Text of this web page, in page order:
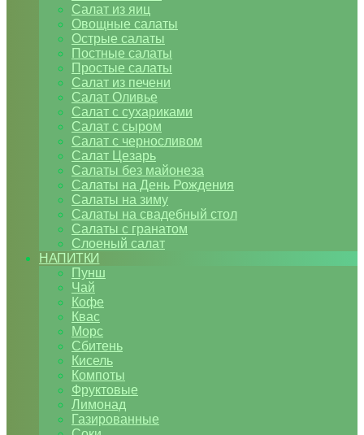
Салат из яиц
Овощные салаты
Острые салаты
Постные салаты
Простые салаты
Салат из печени
Салат Оливье
Салат с сухариками
Салат с сыром
Салат с черносливом
Салат Цезарь
Салаты без майонеза
Салаты на День Рождения
Салаты на зиму
Салаты на свадебный стол
Салаты с гранатом
Слоеный салат
НАПИТКИ
Пунш
Чай
Кофе
Квас
Морс
Сбитень
Кисель
Компоты
Фруктовые
Лимонад
Газированные